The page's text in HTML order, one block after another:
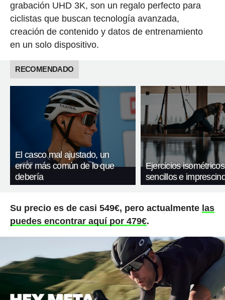
grabación UHD 3K, son un regalo perfecto para
ciclistas que buscan tecnología avanzada,
creación de contenido y datos de entrenamiento
en un solo dispositivo.
RECOMENDADO
El casco mal ajustado, un
error más común de lo que
debería
Ejercicios
sencillos e
Su precio es de casi 549€, pero actualmente las
puedes encontrar aquí por 479€.